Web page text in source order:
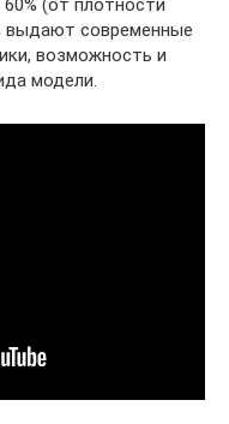
(от плотности
выдают современные
возможность и
модели.